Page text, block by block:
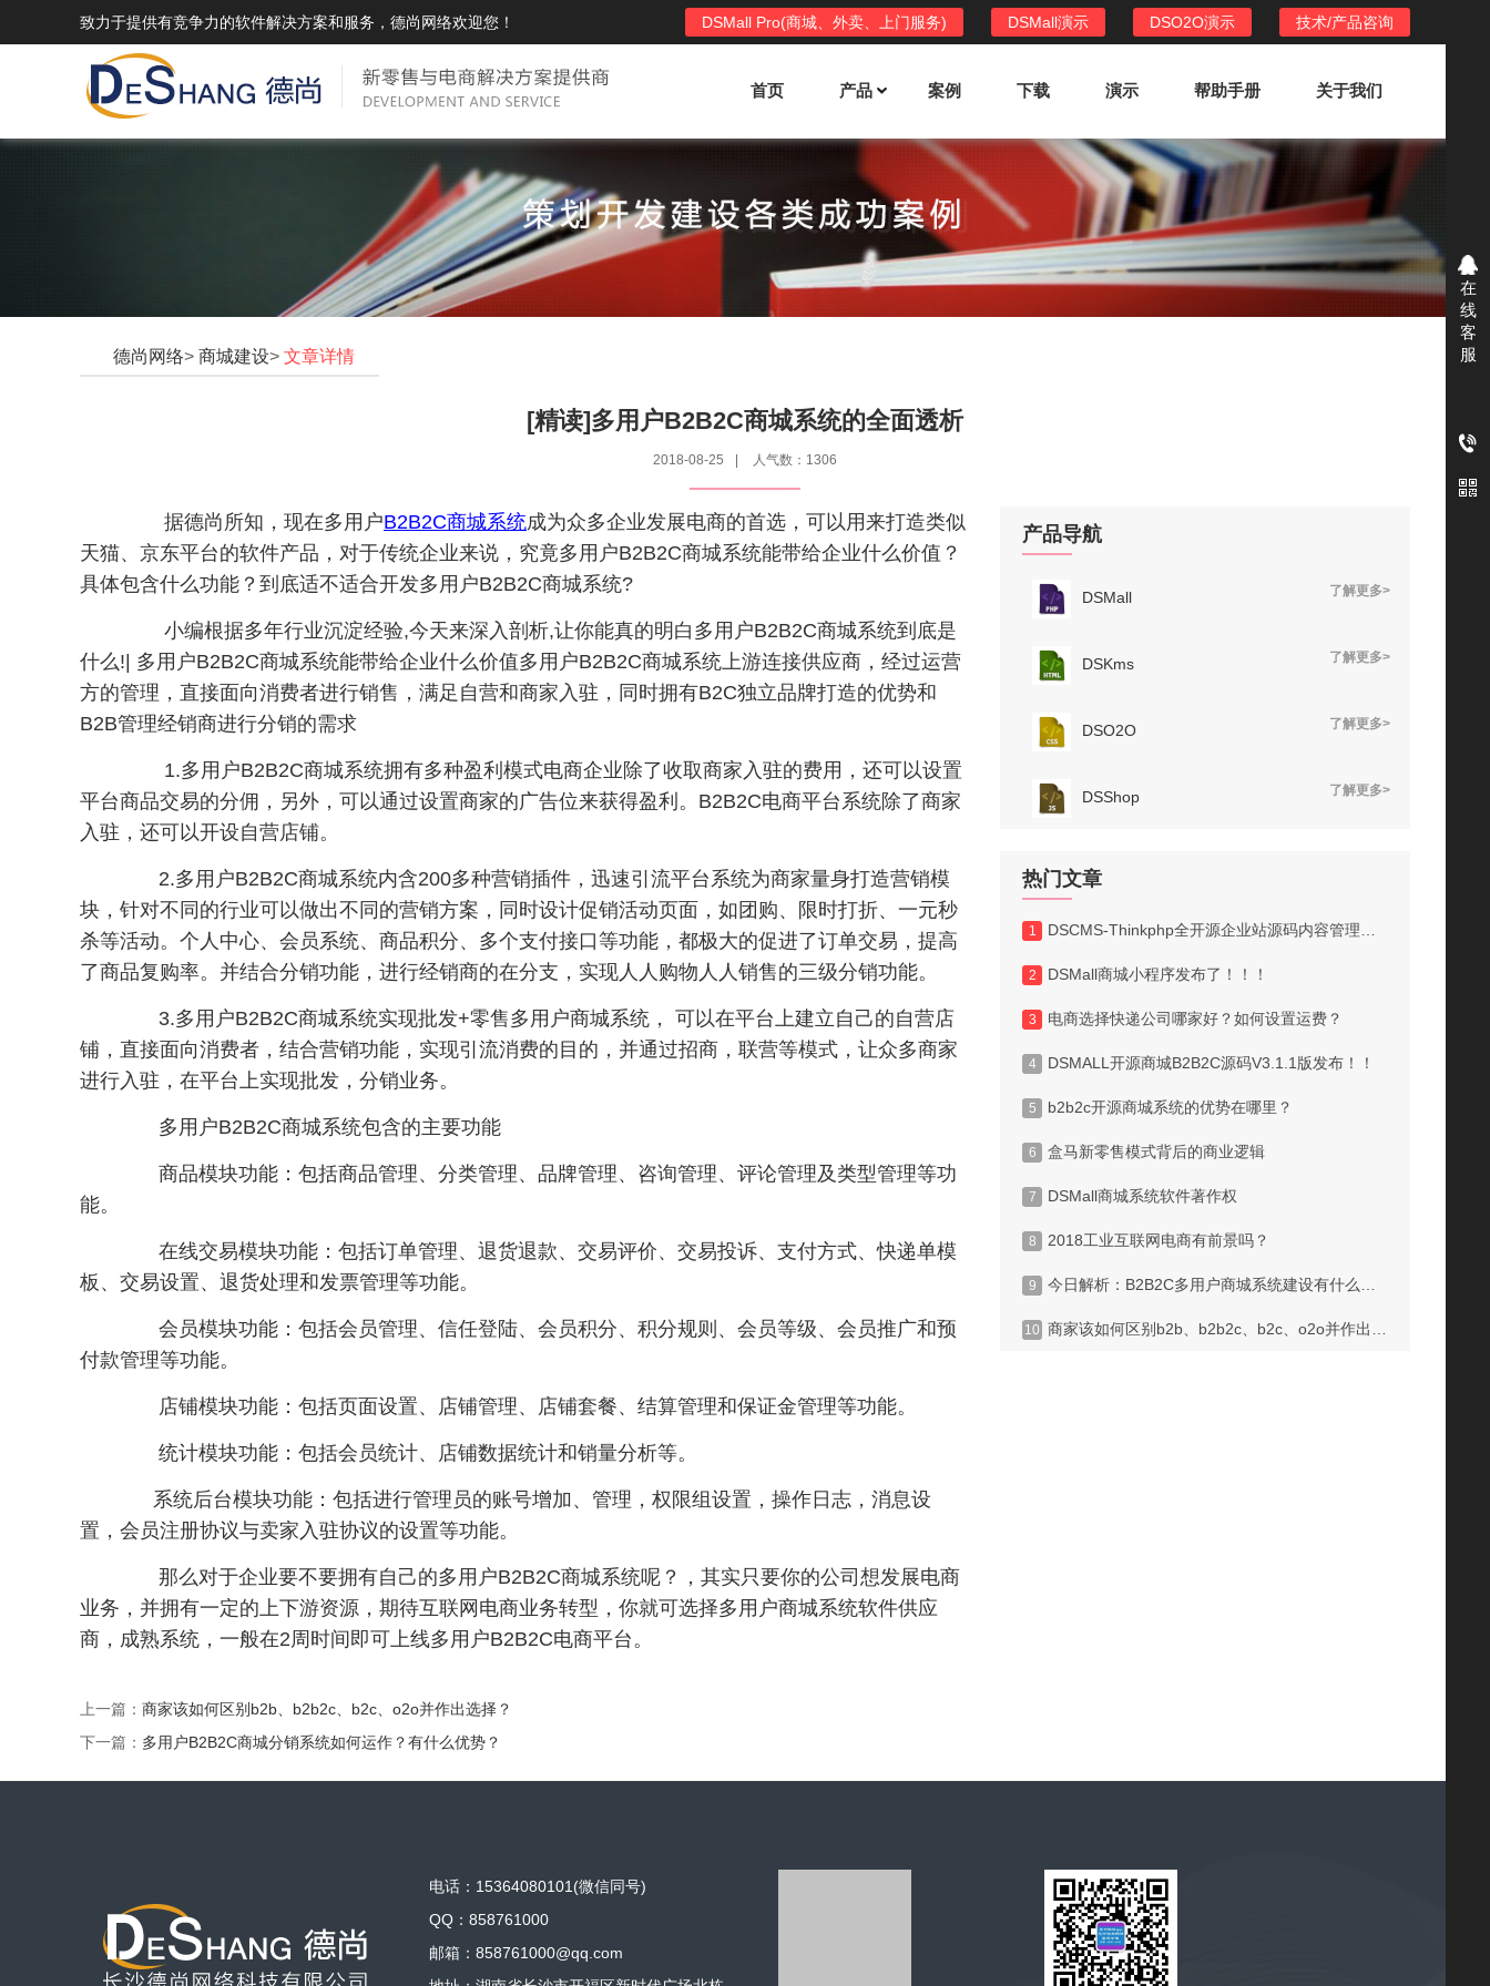
致力于提供有竞争力的软件解决方案和服务，德尚网络欢迎您！ 技术/产品咨询
DSO2O演示
DSMall演示
DSMall Pro(商城、外卖、上门服务)
首页 产品
DSMall Pro支持商城购物，外卖，上门
DSMall Pro使用手册
DSMall多店铺商城系统
DSMall功能列表
系统支持平台自营、分销、拼团、限时
折扣、优惠套装、微信、小程序等
获得唯一授权码,避免法律纠纷，永无后
DSShop单店铺系统
单店铺商城系统,系统支持分销、拼团、
限时折扣、优惠套装、微信、小程序等
DSShop授权
顾之忧
DSO2O外卖/家政系统
DSO2O功能列表
提供新零售线上化经营管理工具，基于
消费
案例 下载 演示 帮助手册 关于我们
德尚网络> 商城建设> 文章详情
[精读]多用户B2B2C商城系统的全面透析
2018-08-25 | 人气数：1306
据德尚所知，现在多用户B2B2C商城系统成为众多企业发展电商的首选，可以用来打造类似
天猫、京东平台的软件产品，对于传统企业来说，究竟多用户B2B2C商城系统能带给企业什么价值？
具体包含什么功能？到底适不适合开发多用户B2B2C商城系统?
小编根据多年行业沉淀经验,今天来深入剖析,让你能真的明白多用户B2B2C商城系统到底是
什么!| 多用户B2B2C商城系统能带给企业什么价值多用户B2B2C商城系统上游连接供应商，经过运营
方的管理，直接面向消费者进行销售，满足自营和商家入驻，同时拥有B2C独立品牌打造的优势和
B2B管理经销商进行分销的需求
1.多用户B2B2C商城系统拥有多种盈利模式电商企业除了收取商家入驻的费用，还可以设置
平台商品交易的分佣，另外，可以通过设置商家的广告位来获得盈利。B2B2C电商平台系统除了商家
入驻，还可以开设自营店铺。
2.多用户B2B2C商城系统内含200多种营销插件，迅速引流平台系统为商家量身打造营销模
块，针对不同的行业可以做出不同的营销方案，同时设计促销活动页面，如团购、限时打折、一元秒
杀等活动。个人中心、会员系统、商品积分、多个支付接口等功能，都极大的促进了订单交易，提高
了商品复购率。并结合分销功能，进行经销商的在分支，实现人人购物人人销售的三级分销功能。
3.多用户B2B2C商城系统实现批发+零售多用户商城系统， 可以在平台上建立自己的自营店
铺，直接面向消费者，结合营销功能，实现引流消费的目的，并通过招商，联营等模式，让众多商家
进行入驻，在平台上实现批发，分销业务。
多用户B2B2C商城系统包含的主要功能
商品模块功能：包括商品管理、分类管理、品牌管理、咨询管理、评论管理及类型管理等功
能。
在线交易模块功能：包括订单管理、退货退款、交易评价、交易投诉、支付方式、快递单模
板、交易设置、退货处理和发票管理等功能。
会员模块功能：包括会员管理、信任登陆、会员积分、积分规则、会员等级、会员推广和预
付款管理等功能。
店铺模块功能：包括页面设置、店铺管理、店铺套餐、结算管理和保证金管理等功能。
统计模块功能：包括会员统计、店铺数据统计和销量分析等。
系统后台模块功能：包括进行管理员的账号增加、管理，权限组设置，操作日志，消息设
置，会员注册协议与卖家入驻协议的设置等功能。
那么对于企业要不要拥有自己的多用户B2B2C商城系统呢？，其实只要你的公司想发展电商
业务，并拥有一定的上下游资源，期待互联网电商业务转型，你就可选择多用户商城系统软件供应
商，成熟系统，一般在2周时间即可上线多用户B2B2C电商平台。
上一篇： 商家该如何区别b2b、b2b2c、b2c、o2o并作出选择？
下一篇： 多用户B2B2C商城分销系统如何运作？有什么优势？
产品导航
DSMall 了解更多>
DSKms 了解更多>
DSO2O 了解更多>
DSShop 了解更多>
热门文章
1 DSCMS-Thinkphp全开源企业站源码内容管理系统V1.0版发布！！
2 DSMall商城小程序发布了！！！
3 电商选择快递公司哪家好？如何设置运费？
4 DSMALL开源商城B2B2C源码V3.1.1版发布！！
5 b2b2c开源商城系统的优势在哪里？
6 盒马新零售模式背后的商业逻辑
7 DSMall商城系统软件著作权
8 2018工业互联网电商有前景吗？
9 今日解析：B2B2C多用户商城系统建设有什么优势?
10 商家该如何区别b2b、b2b2c、b2c、o2o并作出选择？
电话：15364080101(微信同号)
QQ：858761000
邮箱：858761000@qq.com
在
线
客
服